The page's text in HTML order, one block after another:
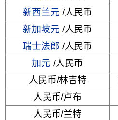
新西兰元 /人民币
新加坡元 /人民币
瑞士法郎 /人民币
加元 /人民币
人民币/林吉特
人民币/卢布
人民币/兰特